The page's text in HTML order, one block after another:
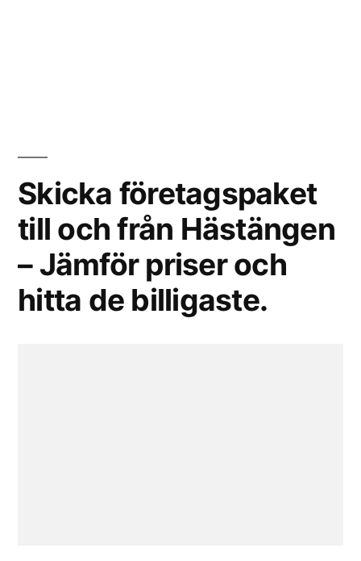
Skicka företagspaket
till och från Hästängen
– Jämför priser och
hitta de billigaste.